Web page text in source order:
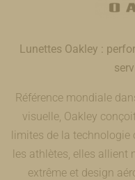
Lunettes Oakley :
Référence mondiale
visuelle, Oakley
limites de la technologie
les athlètes, elles allient
extrême et design